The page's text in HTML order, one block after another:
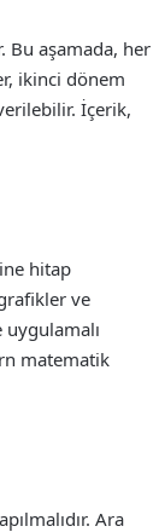
Bu aşamada, her
ikinci dönem
İçerik,
hitap
ve
matematik
Ara